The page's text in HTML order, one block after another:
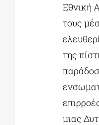
Εθνική
τους
της
μιας